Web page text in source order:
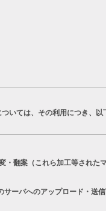
いては、その利用につき、
翻案（これら加工等された
ーバへのアップロード・送